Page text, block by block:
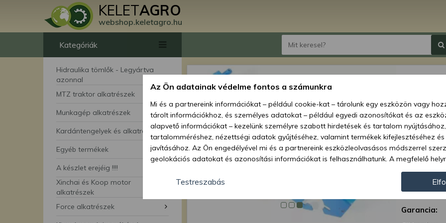
KELETAGRO
webshop.keletagro.hu
Kategóriák
Hidraulika tömlők - Legyártva
azonnal
MTZ traktor alkatrészek
Munkagép alkatrészek
Kardántengelyek és alkatrészei
Egyéb termékek
A készlet erejéig !!!!
Xinchai és Koop motor
alkatrészek
Force alkatrészek
a
Ár: 26
11
Szállítás:
Szállítási
Garancia:
Az Ön adatainak védelme fontos a számunkra
Mi és a partnereink információkat – például cookie-kat – tárolunk egy eszközön vagy
tárolt információkhoz, és személyes adatokat – például egyedi azonosítókat és az
alapvető információkat – kezelünk személyre szabott hirdetések és tartalom
tartalomméréshez, nézettségi adatok gyűjtéséhez, valamint termékek kifejlesztéséhez
javításához. Az Ön engedélyével mi és a partnereink eszközleolvasásos módszerrel
geolokációs adatokat és azonosítási információkat is felhasználhatunk. A megfelelő
hozzájárulhat ahhoz, hogy mi és a partnereink a fent leírtak szerint adatkezelést
lehetőségként a hozzájárulás megadása vagy elutasítása előtt részletesebb
megváltoztathatja beállításait. Felhívjuk figyelmét, hogy személyes adatainak bizonyos
feltétlenül szükséges az Ön hozzájárulása, de jogában áll tiltakozni az ilyen jellegű
beállításai csak erre a weboldalra érvényesek. Erre a webhelyre visszatérve vagy az
Testreszabás